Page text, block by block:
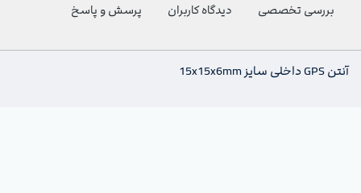
بررسی تخصصی دیدگاه کاربران پرسش و پاسخ
آنتن GPS داخلی سایز 15x15x6mm